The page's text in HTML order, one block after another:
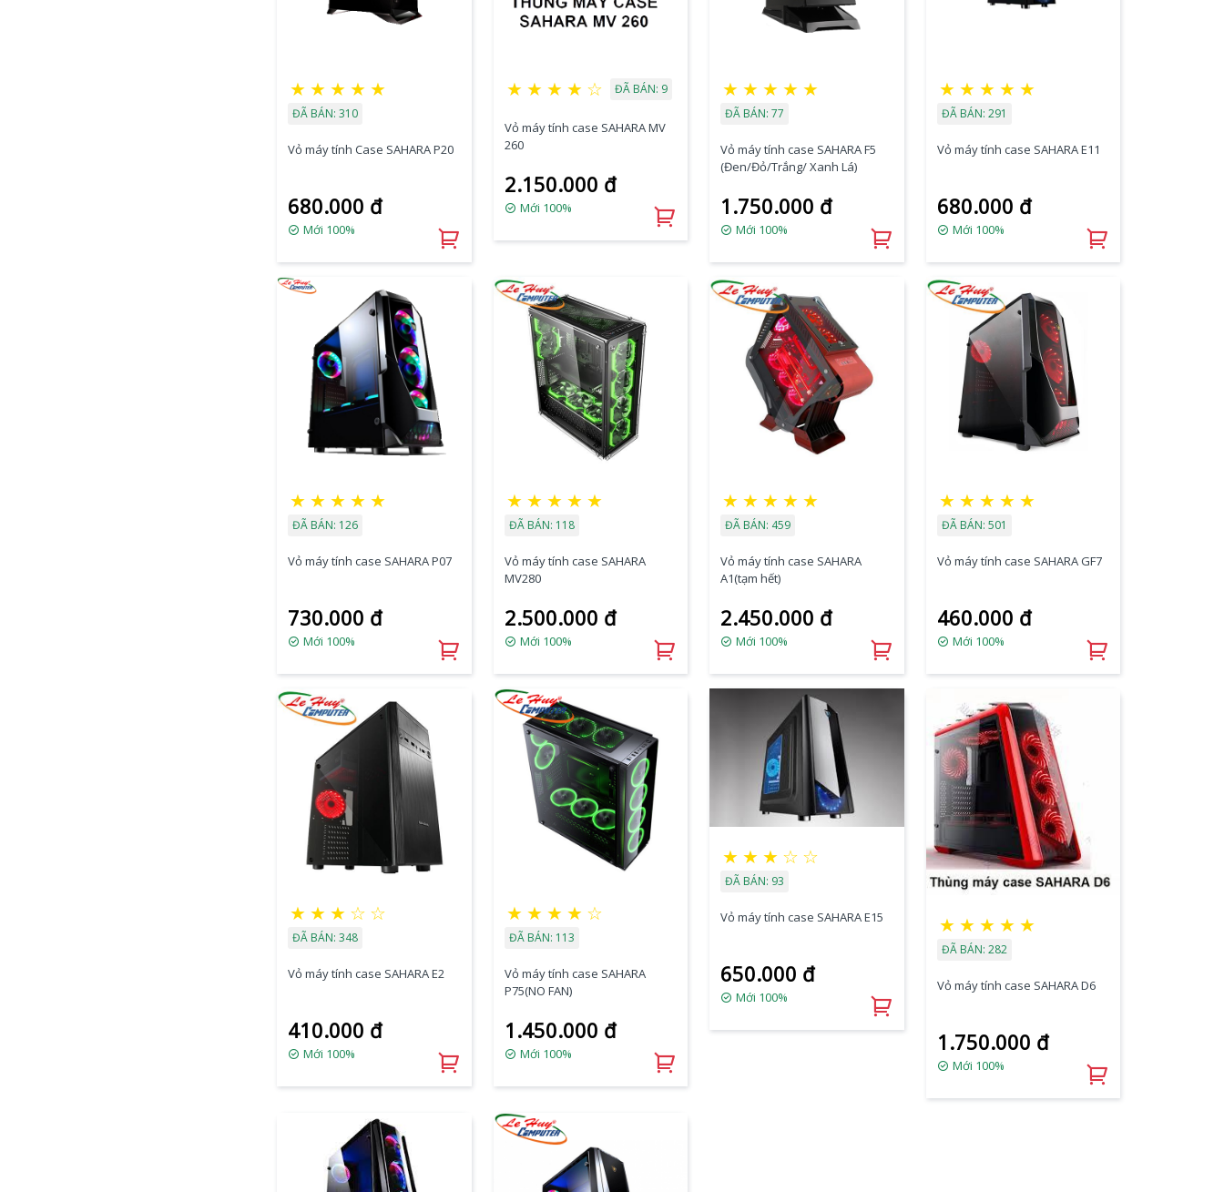
★ ★ ★ ★ ★
ĐÃ BÁN: 310
Vỏ máy tính Case SAHARA P20
680.000 đ
Mới 100%
★ ★ ★ ★ ☆ ĐÃ BÁN: 9
Vỏ máy tính case SAHARA MV
260
2.150.000 đ
Mới 100%
★ ★ ★ ★ ★
ĐÃ BÁN: 77
Vỏ máy tính case SAHARA F5
(Đen/Đỏ/Trắng/ Xanh Lá)
1.750.000 đ
Mới 100%
★ ★ ★ ★ ★
ĐÃ BÁN: 291
Vỏ máy tính case SAHARA E11
680.000 đ
Mới 100%
★ ★ ★ ★ ★
ĐÃ BÁN: 126
Vỏ máy tính case SAHARA P07
730.000 đ
Mới 100%
★ ★ ★ ★ ★
ĐÃ BÁN: 118
Vỏ máy tính case SAHARA
MV280
2.500.000 đ
Mới 100%
★ ★ ★ ★ ★
ĐÃ BÁN: 459
Vỏ máy tính case SAHARA
A1(tạm hết)
2.450.000 đ
Mới 100%
★ ★ ★ ★ ★
ĐÃ BÁN: 501
Vỏ máy tính case SAHARA GF7
460.000 đ
Mới 100%
★ ★ ★ ☆ ☆
ĐÃ BÁN: 348
Vỏ máy tính case SAHARA E2
410.000 đ
Mới 100%
★ ★ ★ ★ ☆
ĐÃ BÁN: 113
Vỏ máy tính case SAHARA
P75(NO FAN)
1.450.000 đ
Mới 100%
★ ★ ★ ☆ ☆
ĐÃ BÁN: 93
Vỏ máy tính case SAHARA E15
650.000 đ
Mới 100%
★ ★ ★ ★ ★
ĐÃ BÁN: 282
Vỏ máy tính case SAHARA D6
1.750.000 đ
Mới 100%